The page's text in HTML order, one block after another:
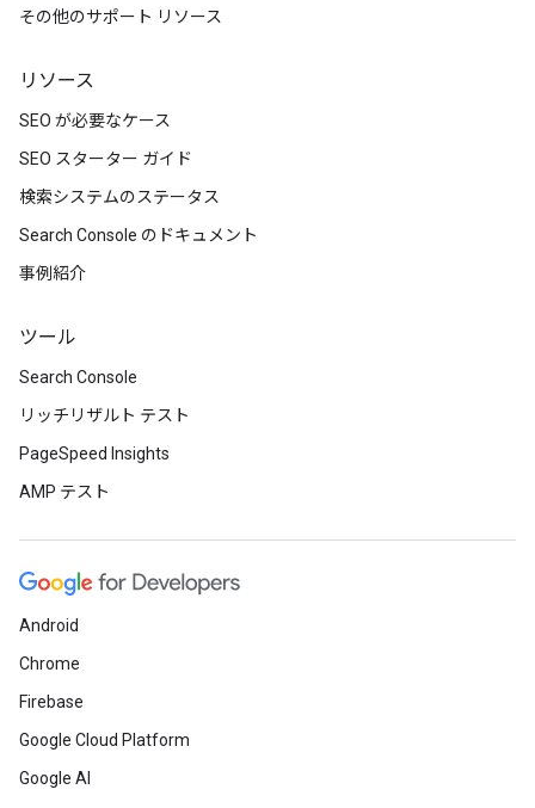
その他のサポート リソース
リソース
SEO が必要なケース
SEO スターター ガイド
検索システムのステータス
Search Console のドキュメント
事例紹介
ツール
Search Console
リッチリザルト テスト
PageSpeed Insights
AMP テスト
Android
Chrome
Firebase
Google Cloud Platform
Google AI